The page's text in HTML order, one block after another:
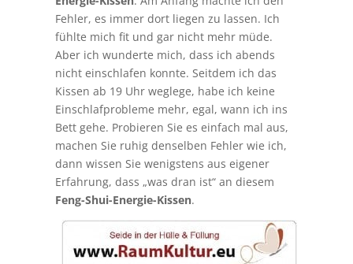
Fehler, es immer dort liegen zu lassen. Ich
fühlte mich fit und gar nicht mehr müde.
Aber ich wunderte mich, dass ich abends
nicht einschlafen konnte. Seitdem ich das
Kissen ab 19 Uhr weglege, habe ich keine
Einschlafprobleme mehr, egal, wann ich ins
Bett gehe. Probieren Sie es einfach mal aus,
machen Sie ruhig denselben Fehler wie ich,
dann wissen Sie wenigstens aus eigener
Erfahrung, dass „was dran ist“ an diesem
Feng-Shui-Energie-Kissen.